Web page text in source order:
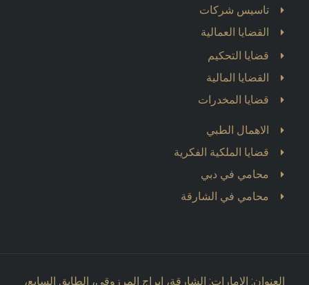
تاسيس شركات
القضايا العمالية
قضايا التحكيم
القضايا المالية
قضايا المخدرات
الاهمال الطبي
قضايا الملكية الفكرية
محامي في دبي
محامي في الشارقة
العنوان: الامارات: الشارقة، ابراج المرزوقي، الطابق السابع،